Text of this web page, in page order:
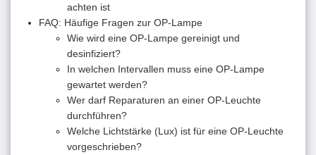
achten ist
FAQ: Häufige Fragen zur OP-Lampe
Wie wird eine OP-Lampe gereinigt und
desinfiziert?
In welchen Intervallen muss eine OP-Lampe
gewartet werden?
Wer darf Reparaturen an einer OP-Leuchte
durchführen?
Welche Lichtstärke (Lux) ist für eine OP-Leuchte
vorgeschrieben?